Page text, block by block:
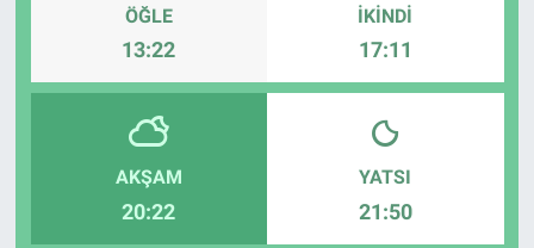
ÖĞLE
13:22
İKINDI
17:11
AKŞAM
20:22
YATSI
21:50
RESMİ İLANLAR
İLAN
Bize ulaşın
İletişim/Künye